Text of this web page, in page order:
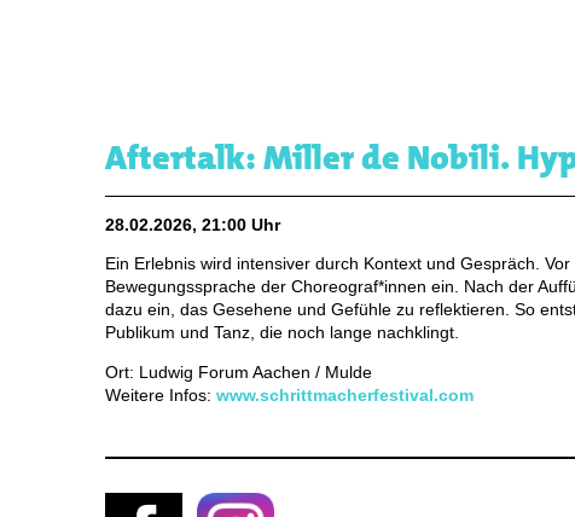
Aftertalk: Miller de Nobili.
28.02.2026, 21:00 Uhr
Ein Erlebnis wird intensiver durch Kontext und Gespräch.
Bewegungssprache der Choreograf*innen ein. Nach der
dazu ein, das Gesehene und Gefühle zu reflektieren. So
Publikum und Tanz, die noch lange nachklingt.
Ort: Ludwig Forum Aachen / Mulde
Weitere Infos: www.schrittmacherfestival.com